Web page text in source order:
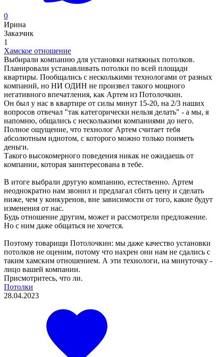
0
Ирина
Заказчик
1
Хамское отношение
Выбирали компанию для установки натяжных потолков.
Планировали устанавливать потолки по всей площади
квартиры. Пообщались с несколькими технологами от разных
компаний, но НИ ОДИН не произвел такого мощного
негативного впечатления, как Артем из Потолочкин.
Он был у нас в квартире от силы минут 15-20, на 2/3 наших
вопросов отвечал "так категорически нельзя делать" - а мы, я
напомню, общались с несколькими компаниями до него.
Полное ощущение, что технолог Артем считает тебя
абсолютным идиотом, с которого можно только поиметь
деньги.
Такого высокомерного поведения никак не ожидаешь от
компании, которая заинтересована в тебе.
В итоге выбрали другую компанию, естественно. Артем
неоднократно нам звонил и предлагал сбить цену и сделать
ниже, чем у конкуренов, вне зависимости от того, какие будут
изменения от нас.
Будь отношение другим, может и рассмотрели предложение.
Но с ним даже общаться не хочется.
Поэтому товарищи Потолочкин: мы даже качество установки
потолков не оценим, потому что нахрен они нам не сдались с
таким хамским отношением. А эти технологи, на минуточку -
лицо вашей компании.
Присмотритесь, что ли.
Потолки
28.04.2023